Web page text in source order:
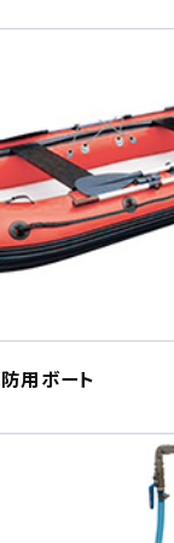
用ボート